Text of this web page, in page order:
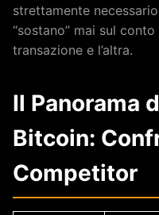
strettamente
“sostano” mai sul conto
transazione e l’altra.
Il Panorama
Bitcoin:
Competitor